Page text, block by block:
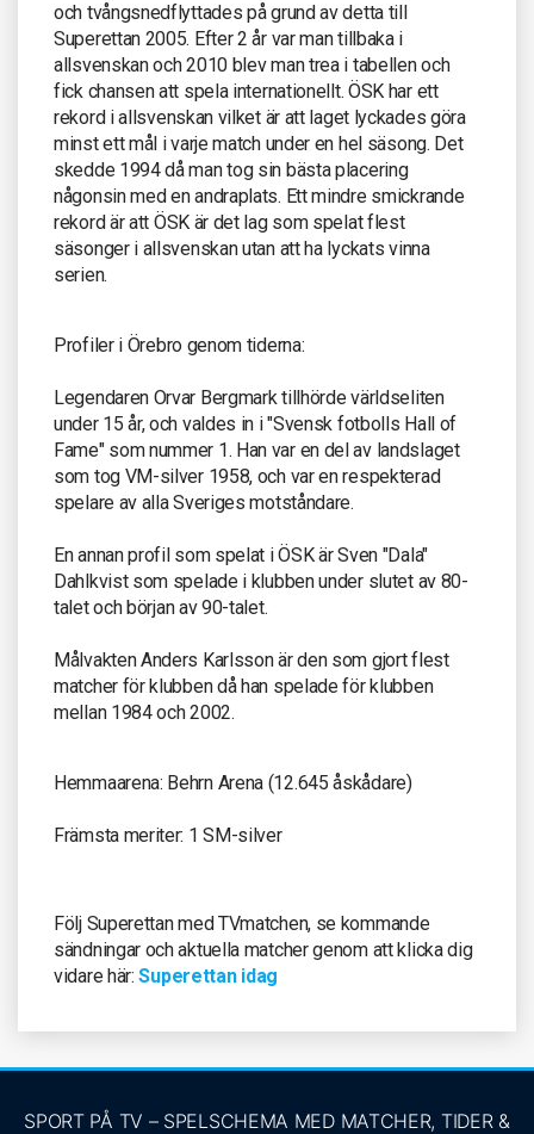
och tvångsnedflyttades på grund av detta till
Superettan 2005. Efter 2 år var man tillbaka i
allsvenskan och 2010 blev man trea i tabellen och
fick chansen att spela internationellt. ÖSK har ett
rekord i allsvenskan vilket är att laget lyckades göra
minst ett mål i varje match under en hel säsong. Det
skedde 1994 då man tog sin bästa placering
någonsin med en andraplats. Ett mindre smickrande
rekord är att ÖSK är det lag som spelat flest
säsonger i allsvenskan utan att ha lyckats vinna
serien.
Profiler i Örebro genom tiderna:
Legendaren Orvar Bergmark tillhörde världseliten
under 15 år, och valdes in i "Svensk fotbolls Hall of
Fame" som nummer 1. Han var en del av landslaget
som tog VM-silver 1958, och var en respekterad
spelare av alla Sveriges motståndare.
En annan profil som spelat i ÖSK är Sven "Dala"
Dahlkvist som spelade i klubben under slutet av 80-
talet och början av 90-talet.
Målvakten Anders Karlsson är den som gjort flest
matcher för klubben då han spelade för klubben
mellan 1984 och 2002.
Hemmaarena: Behrn Arena (12.645 åskådare)
Främsta meriter: 1 SM-silver
Följ Superettan med TVmatchen, se kommande
sändningar och aktuella matcher genom att klicka dig
vidare här:Superettan idag
SPORT PÅ TV – SPELSCHEMA MED MATCHER, TIDER &